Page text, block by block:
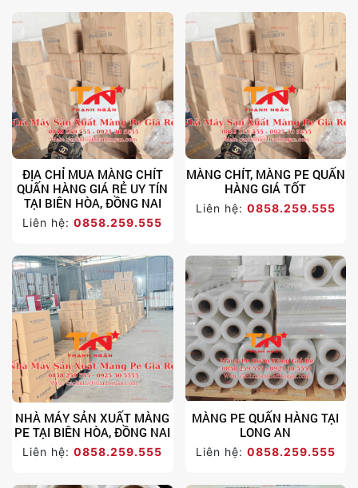
ĐỊA CHỈ MUA MÀNG CHÍT
QUẤN HÀNG GIÁ RẺ UY TÍN
TẠI BIÊN HÒA, ĐỒNG NAI
Liên hệ:0858.259.555
MÀNG CHÍT, MÀNG PE QUẤN
HÀNG GIÁ TỐT
Liên hệ: 0858.259.555
NHÀ MÁY SẢN XUẤT MÀNG
PE TẠI BIÊN HÒA, ĐỒNG NAI
Liên hệ:0858.259.555
MÀNG PE QUẤN HÀNG TẠI
LONG AN
Liên hệ: 0858.259.555